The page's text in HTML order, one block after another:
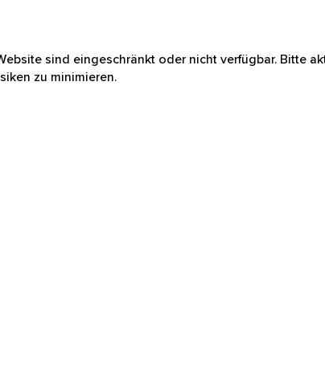
sind eingeschränkt oder nicht verfügbar. Bitte
zu minimieren.